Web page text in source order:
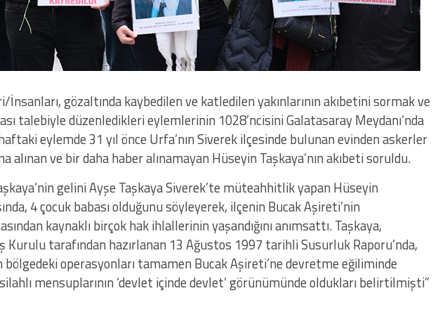
gözaltında kaybedilen ve katledilen yakınlarının akıbetini sormak ve
talebiyle düzenledikleri eylemlerinin 1028’ncisini Galatasaray Meydanı’nda
eylemde 31 yıl önce Urfa’nın Siverek ilçesinde bulunan evinden askerler
alınan ve bir daha haber alınamayan Hüseyin Taşkaya’nın akıbeti soruldu.
gelini Ayşe Taşkaya Siverek’te müteahhitlik yapan Hüseyin
4 çocuk babası olduğunu söyleyerek, ilçenin Bucak Aşireti’nin
kaynaklı birçok hak ihlallerinin yaşandığını anımsattı. Taşkaya,
Kurulu tarafından hazırlanan 13 Ağustos 1997 tarihli Susurluk Raporu’nda,
operasyonları tamamen Bucak Aşireti’ne devretme eğiliminde
mensuplarının ‘devlet içinde devlet’ görünümünde oldukları belirtilmişti”